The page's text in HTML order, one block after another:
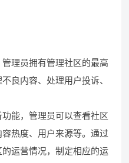
理员拥有管理社区的最高
良内容、处理用户投诉、
能，管理员可以查看社区
热度、用户来源等。通过
运营情况，制定相应的运